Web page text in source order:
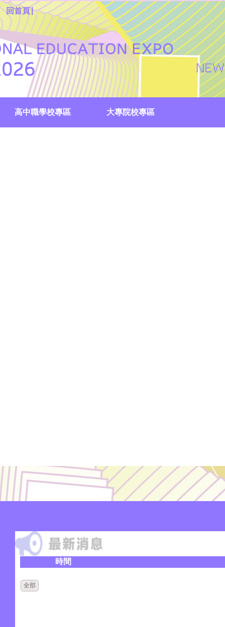
回首頁|
高中職學校專區 大專院校專區
時間
全部